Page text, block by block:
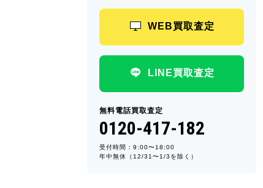
WEB買取査定
LINE買取査定
無料電話買取査定
0120-417-182
受付時間：9:00〜18:00
年中無休（12/31〜1/3を除く）